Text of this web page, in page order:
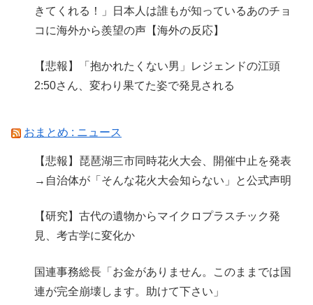
きてくれる！」日本人は誰もが知っているあのチョ
コに海外から羨望の声【海外の反応】
【悲報】「抱かれたくない男」レジェンドの江頭
2:50さん、変わり果てた姿で発見される
おまとめ : ニュース
【悲報】琵琶湖三市同時花火大会、開催中止を発表
→自治体が「そんな花火大会知らない」と公式声明
【研究】古代の遺物からマイクロプラスチック発
見、考古学に変化か
国連事務総長「お金がありません。このままでは国
連が完全崩壊します。助けて下さい」